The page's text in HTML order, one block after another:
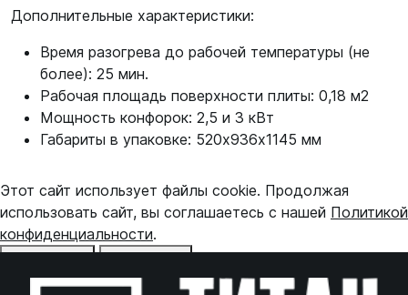
Дополнительные характеристики:
Время разогрева до рабочей температуры (не
более): 25 мин.
Рабочая площадь поверхности плиты: 0,18 м2
Мощность конфорок: 2,5 и 3 кВт
Габариты в упаковке: 520х936х1145 мм
Этот сайт использует файлы cookie. Продолжая
использовать сайт, вы соглашаетесь с нашей Политикой
конфиденциальности.